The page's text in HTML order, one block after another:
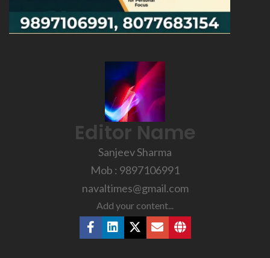
Editor Name
Sanjeev Sharma
Mob : 9897106991
navaltimes@gmail.com
Add your content...